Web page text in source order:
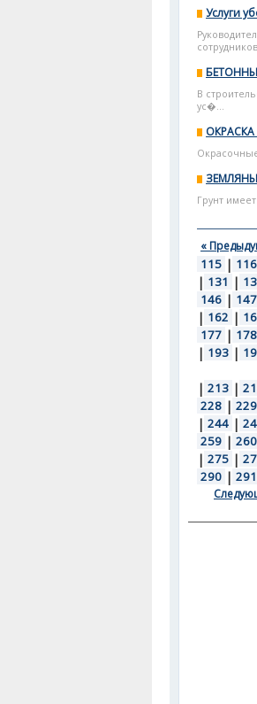
Услуги
В
ус�...
Грунт
«
115 | 116
| 131 |
146 | 147
| 162 |
177 | 178
| 193 |
| 213 |
228 | 229
| 244 |
259 | 260
| 275 |
290 | 291